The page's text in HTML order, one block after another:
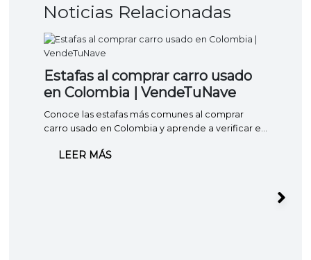
Noticias Relacionadas
Estafas al comprar carro usado
en Colombia | VendeTuNave
Conoce las estafas más comunes al comprar
carro usado en Colombia y aprende a verificar el
pagar.LEER MÁS